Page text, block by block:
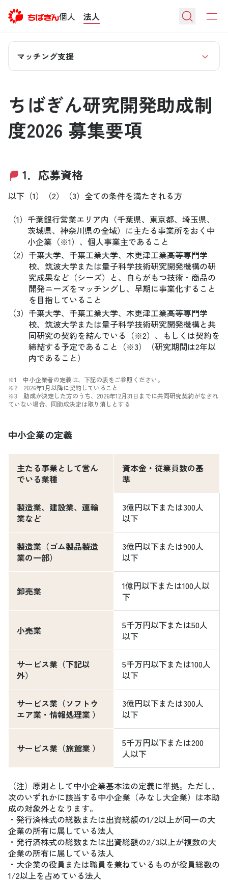
個人 法人
マッチング支援
ちばぎん研究開発助成制
度2026 募集要項
1．応募資格
以下（1）（2）（3）全ての条件を満たされる方
（1） 千葉銀行営業エリア内（千葉県、東京都、埼玉県、
茨城県、神奈川県の全域）に主たる事業所をおく中
小企業（※1）、個人事業主であること
（2） 千葉大学、千葉工業大学、木更津工業高等専門学
校、筑波大学または量子科学技術研究開発機構の研
究成果など（シーズ）と、自らがもつ技術・商品の
開発ニーズをマッチングし、早期に事業化すること
を目指していること
（3） 千葉大学、千葉工業大学、木更津工業高等専門学
校、筑波大学または量子科学技術研究開発機構と共
同研究の契約を結んでいる（※2）、もしくは契約を
締結する予定であること（※3）（研究期間は2年以
内であること）
※1 中小企業者の定義は、下記の表をご参照ください。
※2 2026年1月以降に契約していること
※3 助成が決定した方のうち、2026年12月31日までに共同研究契約がなされ
ていない場合、同助成決定は取り消しとする
中小企業の定義
主たる事業として営ん
でいる業種
資本金・従業員数の基
準
製造業、建設業、運輸
業など
3億円以下または300人
以下
製造業（ゴム製品製造
業の一部）
3億円以下または900人
以下
卸売業
1億円以下または100人以
下
小売業
5千万円以下または50人
以下
サービス業（下記以
外）
5千万円以下または100人
以下
サービス業（ソフトウ
エア業・情報処理業 ）
3億円以下または300人
以下
サービス業（旅館業 ）
5千万円以下または200
人以下
（注）原則として中小企業基本法の定義に準拠。ただし、
次のいずれかに該当する中小企業（みなし大企業）は本助
成の対象外となります。
・発行済株式の総数または出資総額の1/2以上が同一の大
企業の所有に属している法人
・発行済株式の総数または出資総額の2/3以上が複数の大
企業の所有に属している法人
・大企業の役員または職員を兼ねているものが役員総数の
1/2以上を占めている法人